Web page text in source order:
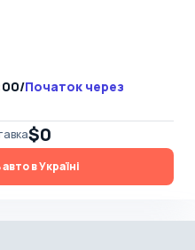
/Початок через
$0
в Україні